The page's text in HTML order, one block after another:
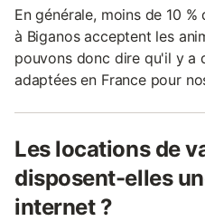
En générale, moins de 10
à Biganos acceptent les
pouvons donc dire qu'il y a
adaptées en France pour
Les locations de
disposent-elles
internet ?